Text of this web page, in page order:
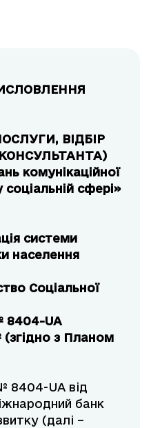
ВІДБІР
комунікаційної
сфері»
системи
населення
Соціальної
8404-UA
(згідно з Планом
8404-UA від
банк
(далі –